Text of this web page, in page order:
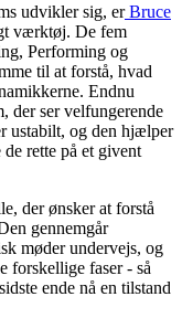
udvikler sig, erBruce
værktøj. De fem
Performing og
til at forstå, hvad
Endnu
der ser velfungerende
ustabilt, og den hjælper
rette på et givent
der ønsker at forstå
gennemgår
møder undervejs, og
forskellige faser - så
ende nå en tilstand